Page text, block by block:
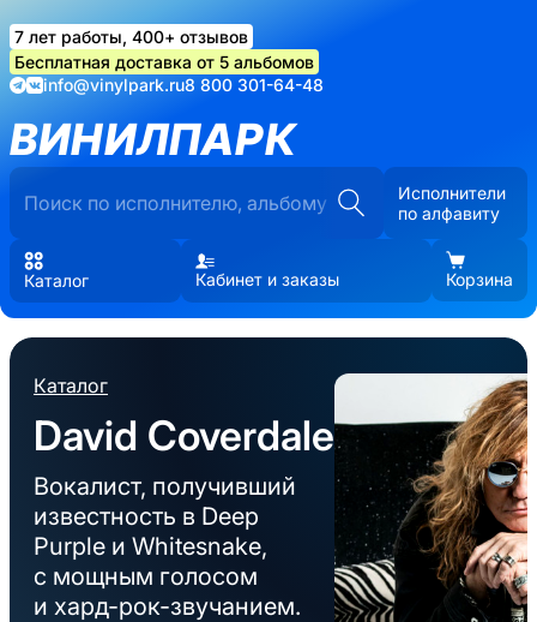
7 лет работы, 400+ отзывов
Бесплатная доставка от 5 альбомов
info@vinylpark.ru8 800 301-64-48
ВИНИЛПАРК
Исполнители
по алфавиту
Каталог Кабинет и заказы Корзина
Каталог
David Coverdale
Вокалист, получивший
известность в Deep
Purple и Whitesnake,
с мощным голосом
и хард-рок-звучанием.